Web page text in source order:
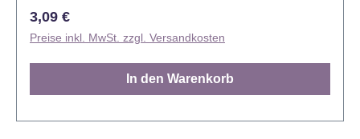
bereits in vielen verschiedenen Farben und Größen
erhältlich. Verpackt in praktischer Streudose. Farbe:
Weiß, Blau Inhalt: 50 Gramm. Lager: Trocken lagern,
zwischen 8° C - 20° C
Regulärer Preis:
3,09 €
Preise inkl. MwSt. zzgl. Versandkosten
In den Warenkorb